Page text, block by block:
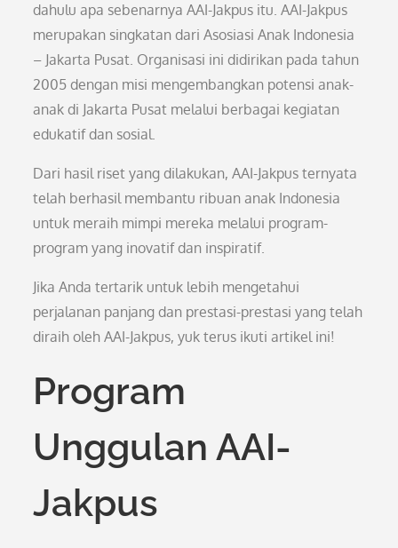
dahulu apa sebenarnya AAI-Jakpus itu. AAI-Jakpus
merupakan singkatan dari Asosiasi Anak Indonesia
– Jakarta Pusat. Organisasi ini didirikan pada tahun
2005 dengan misi mengembangkan potensi anak-
anak di Jakarta Pusat melalui berbagai kegiatan
edukatif dan sosial.
Dari hasil riset yang dilakukan, AAI-Jakpus ternyata
telah berhasil membantu ribuan anak Indonesia
untuk meraih mimpi mereka melalui program-
program yang inovatif dan inspiratif.
Jika Anda tertarik untuk lebih mengetahui
perjalanan panjang dan prestasi-prestasi yang telah
diraih oleh AAI-Jakpus, yuk terus ikuti artikel ini!
Program
Unggulan AAI-
Jakpus